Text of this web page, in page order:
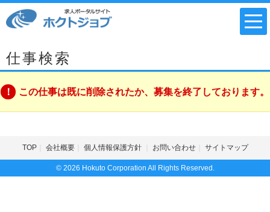
仕事検索
この仕事は既に削除されたか、募集を終了しております。
TOP 会社概要 個人情報保護方針 お問い合わせ サイトマップ
© 2026 Hokuto Corporation All Rights Reserved.